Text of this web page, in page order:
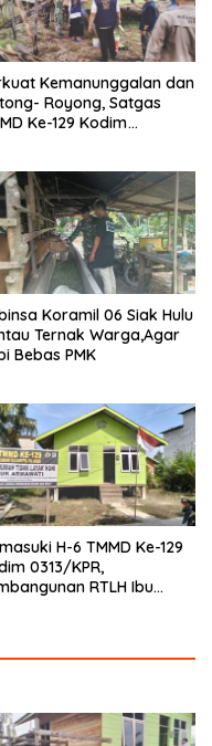
Kemanunggalan dan
Royong, Satgas
Ke-129 Kodim
Bapak Dedi
Koramil 06 Siak Hulu
Ternak Warga,Agar
Bebas PMK
H-6 TMMD Ke-129
0313/KPR,
RTLH Ibu